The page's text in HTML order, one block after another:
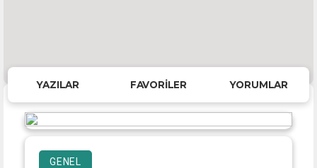
YAZILAR FAVORILER YORUMLAR
GENEL